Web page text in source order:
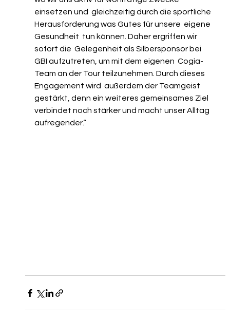
einsetzen und  gleichzeitig durch die sportliche
Herausforderung was Gutes für unsere  eigene
Gesundheit  tun können. Daher ergriffen wir
sofort die  Gelegenheit als Silbersponsor bei
GBI aufzutreten, um mit dem eigenen  Cogia-
Team an der Tour teilzunehmen. Durch dieses
Engagement wird  außerdem der Teamgeist
gestärkt, denn ein weiteres gemeinsames Ziel
verbindet noch stärker und macht unser Alltag
aufregender.“